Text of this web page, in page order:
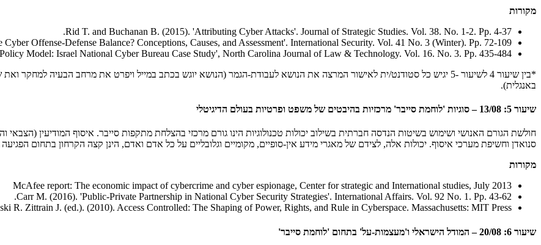
מקורות
Rid T. and Buchanan B. (2015). 'Attributing Cyber Attacks'. Journal of Strategic Studies. Vol. 38. No. 1-2. Pp. 4-37.
Offense-Defense Balance? Conceptions, Causes, and Assessment'. International Security. Vol. 41 No. 3 (Winter). Pp. 72-109.
Model: Israel National Cyber Bureau Case Study', North Carolina Journal of Law & Technology. Vol. 16. No. 3. Pp. 435-484.
באנגלית).
שיעור 5: 13/08 – סוגיות 'לוחמת סייבר' מרכזיות בהיבטים של משפט ופרטיות בעולם הדיגיטלי
חולשת הגורם האנושי ושימוש בשיטות הנדסה חברתית בשילוב יכולות טכנולוגיות הינו גורם מרכזי בהצלחת מתקפות סייבר. איסוף המודיעין
סנואדן וחשיפת מערכי איסוף. יכולות אלה, לצידם של מאגרי מידע אין-סופיים, מקומיים וגלובליים על כל אדם ואדם, הינן קצה הקרחון בתחום
מקורות
McAfee report: The economic impact of cybercrime and cyber espionage, Center for strategic and International studies, July 2013
Carr M. (2016). 'Public-Private Partnership in National Cyber Security Strategies'. International Affairs. Vol. 92 No. 1. Pp. 43-62.
R. Zittrain J. (ed.). (2010). Access Controlled: The Shaping of Power, Rights, and Rule in Cyberspace. Massachusetts: MIT Press.
שיעור 6: 20/08 – המודל הישראלי ו'מעצמות-על' בתחום 'לוחמת סייבר'